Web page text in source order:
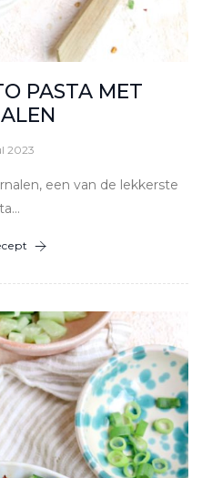
PASTA MET
2023
een van de lekkerste